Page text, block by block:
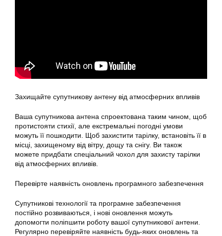
Захищайте супутникову антену від атмосферних впливів
Ваша супутникова антена спроектована таким чином, щоб
протистояти стихії, але екстремальні погодні умови
можуть її пошкодити. Щоб захистити тарілку, встановіть її в
місці, захищеному від вітру, дощу та снігу. Ви також
можете придбати спеціальний чохол для захисту тарілки
від атмосферних впливів.
Перевірте наявність оновлень програмного забезпечення
Супутникові технології та програмне забезпечення
постійно розвиваються, і нові оновлення можуть
допомогти поліпшити роботу вашої супутникової антени.
Регулярно перевіряйте наявність будь-яких оновлень та